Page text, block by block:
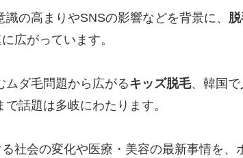
の高まりやSNSの影響などを背景に、
広がっています。
ムダ毛問題から広がるキッズ脱毛、韓国
話題は多岐にわたります。
社会の変化や医療・美容の最新事情を